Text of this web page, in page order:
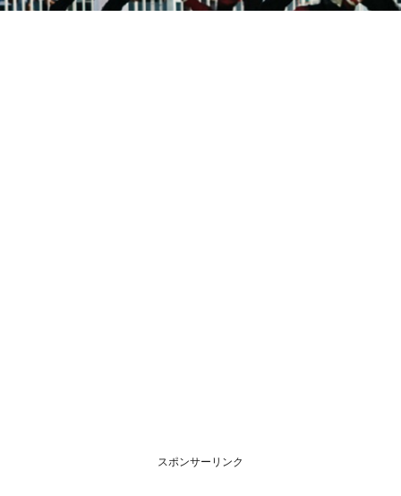
スポンサーリンク